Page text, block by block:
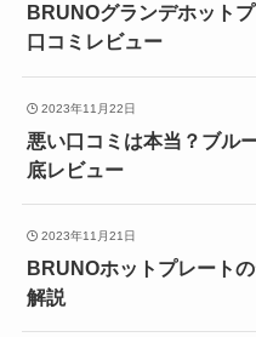
BRUNOグランデホット
口コミレビュー
2023年11月22日
悪い口コミは本当？ブル
底レビュー
2023年11月21日
BRUNOホットプレート
解説